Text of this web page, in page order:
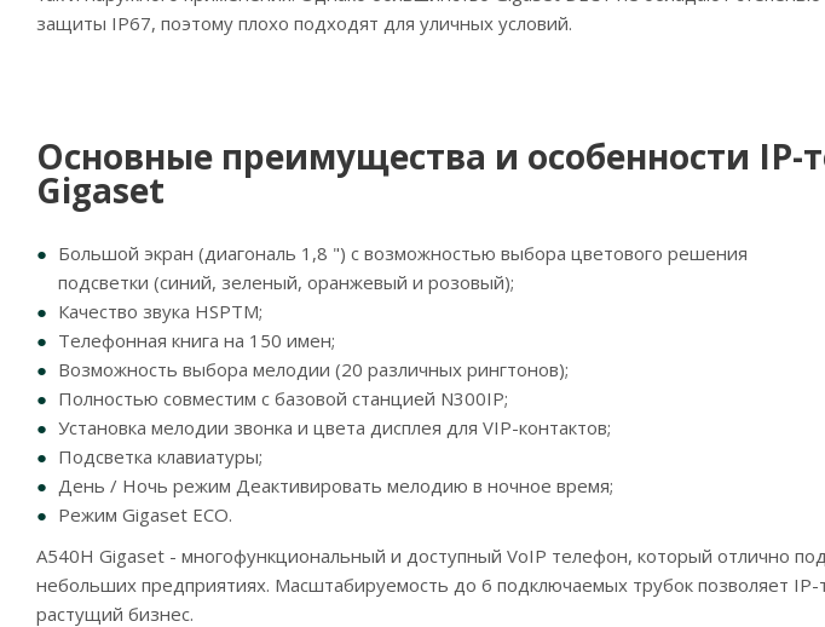
защиты IP67, поэтому плохо подходят для уличных условий.
Основные преимущества и особенности IP-
Gigaset
Большой экран (диагональ 1,8 ") с возможностью выбора цветового решения
подсветки (синий, зеленый, оранжевый и розовый);
Качество звука HSPTM;
Телефонная книга на 150 имен;
Возможность выбора мелодии (20 различных рингтонов);
Полностью совместим с базовой станцией N300IP;
Установка мелодии звонка и цвета дисплея для VIP-контактов;
Подсветка клавиатуры;
День / Ночь режим Деактивировать мелодию в ночное время;
Режим Gigaset ECO.
A540H Gigaset - многофункциональный и доступный VoIP телефон, который отлично
небольших предприятиях. Масштабируемость до 6 подключаемых трубок позволяет
растущий бизнес.